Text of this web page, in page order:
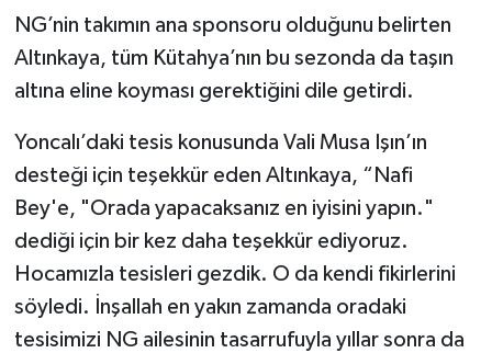
NG’nin takımın ana sponsoru olduğunu belirten
Altınkaya, tüm Kütahya’nın bu sezonda da taşın
altına eline koyması gerektiğini dile getirdi.
Yoncalı’daki tesis konusunda Vali Musa Işın’ın
desteği için teşekkür eden Altınkaya, “Nafi
Bey'e, "Orada yapacaksanız en iyisini yapın."
dediği için bir kez daha teşekkür ediyoruz.
Hocamızla tesisleri gezdik. O da kendi fikirlerini
söyledi. İnşallah en yakın zamanda oradaki
tesisimizi NG ailesinin tasarrufuyla yıllar sonra da